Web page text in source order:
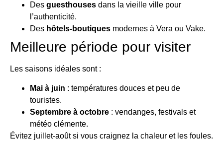
Des guesthouses dans la vieille ville pour
l’authenticité.
Des hôtels-boutiques modernes à Vera ou Vake.
Meilleure période pour visiter
Les saisons idéales sont :
Mai à juin : températures douces et peu de
touristes.
Septembre à octobre : vendanges, festivals et
météo clémente.
Évitez juillet-août si vous craignez la chaleur et les foules.